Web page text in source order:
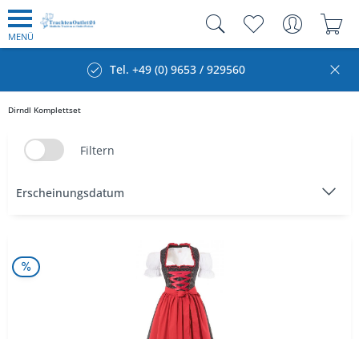
MENÜ
Tel. +49 (0) 9653 / 929560
Dirndl Komplettset
Filtern